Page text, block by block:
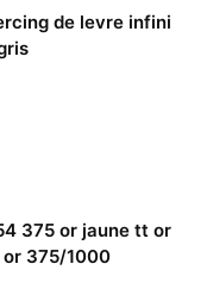
de levre infini
375 or jaune tt or
or 375/1000